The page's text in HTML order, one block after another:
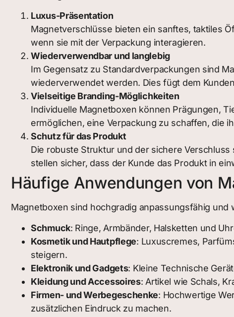
Luxus-Präsentation
Magnetverschlüsse bieten ein sanftes, taktiles
wenn sie mit der Verpackung interagieren.
Wiederverwendbar und langlebig
Im Gegensatz zu Standardverpackungen sind
wiederverwendet werden. Dies fügt dem
Vielseitige Branding-Möglichkeiten
Individuelle Magnetboxen können Prägungen,
ermöglichen, eine Verpackung zu schaffen, die
Schutz für das Produkt
Die robuste Struktur und der sichere
stellen sicher, dass der Kunde das Produkt in
Häufige Anwendungen von
Magnetboxen sind hochgradig anpassungsfähig
Schmuck: Ringe, Armbänder, Halsketten und
Kosmetik und Hautpflege: Luxuscremes,
steigern.
Elektronik und Gadgets: Kleine Technische
Kleidung und Accessoires: Artikel wie Schals,
Firmen- und Werbegeschenke: Hochwertige
zusätzlichen Eindruck zu machen.